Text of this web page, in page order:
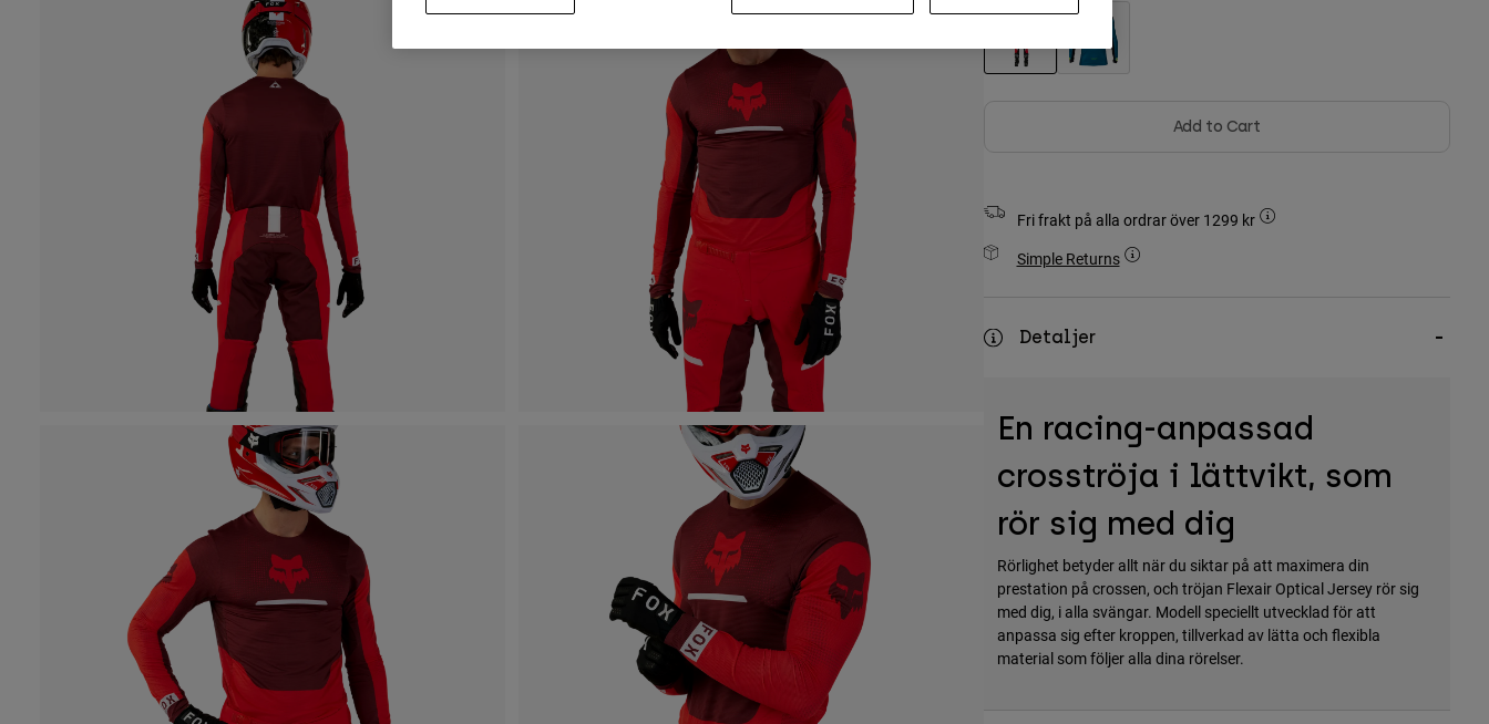
Add to Cart
Fri frakt på alla ordrar över 1299 kr
Simple Returns
Detaljer
En racing-anpassad
crosströja i lättvikt, som
rör sig med dig
Rörlighet betyder allt när du siktar på att maximera din
prestation på crossen, och tröjan Flexair Optical Jersey rör sig
med dig, i alla svängar. Modell speciellt utvecklad för att
anpassa sig efter kroppen, tillverkad av lätta och flexibla
material som följer alla dina rörelser.